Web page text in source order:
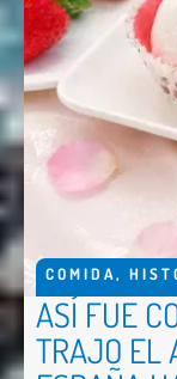
COMIDA,
ASÍ FUE
TRAJO EL